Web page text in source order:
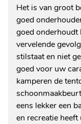
Het is van groot
goed
goed onderhoudt
vervelende
stilstaat en niet
goed voor uw
kamperen de
eens lekker een
en recreatie